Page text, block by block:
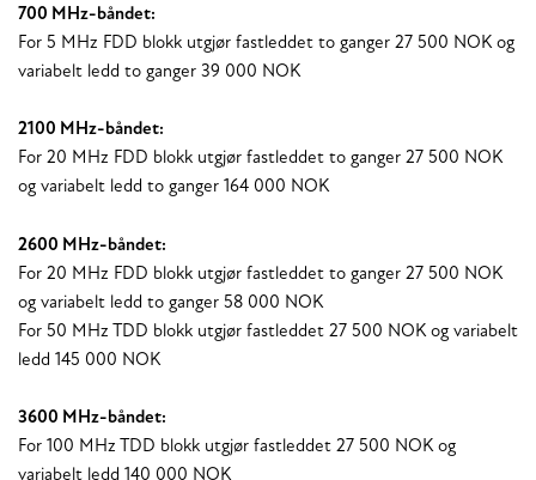
700 MHz-båndet:
For 5 MHz FDD blokk utgjør fastleddet to ganger 27 500 NOK og
variabelt ledd to ganger 39 000 NOK
2100 MHz-båndet:
For 20 MHz FDD blokk utgjør fastleddet to ganger 27 500 NOK
og variabelt ledd to ganger 164 000 NOK
2600 MHz-båndet:
For 20 MHz FDD blokk utgjør fastleddet to ganger 27 500 NOK
og variabelt ledd to ganger 58 000 NOK
For 50 MHz TDD blokk utgjør fastleddet 27 500 NOK og variabelt
ledd 145 000 NOK
3600 MHz-båndet:
For 100 MHz TDD blokk utgjør fastleddet 27 500 NOK og
variabelt ledd 140 000 NOK